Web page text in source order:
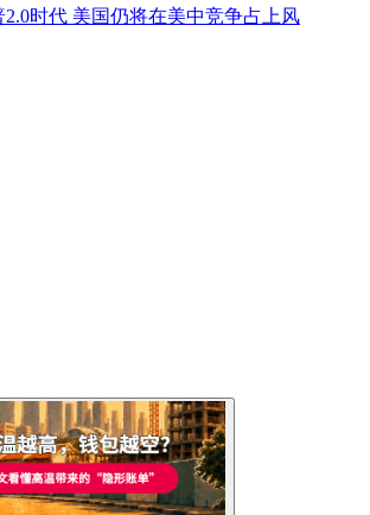
2.0时代 美国仍将在美中竞争占上风